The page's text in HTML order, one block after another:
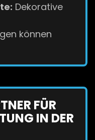
Dekorative
können
FÜR
IN DER